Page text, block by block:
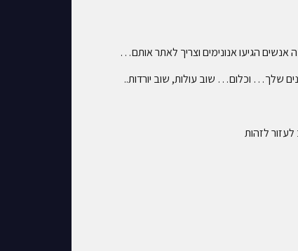
הגיעו אנונימים וצריך לאתר אותם…